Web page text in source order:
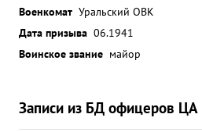
Военкомат Уральский ОВК
Дата призыва 06.1941
Воинское звание майор
Записи из БД офицеров